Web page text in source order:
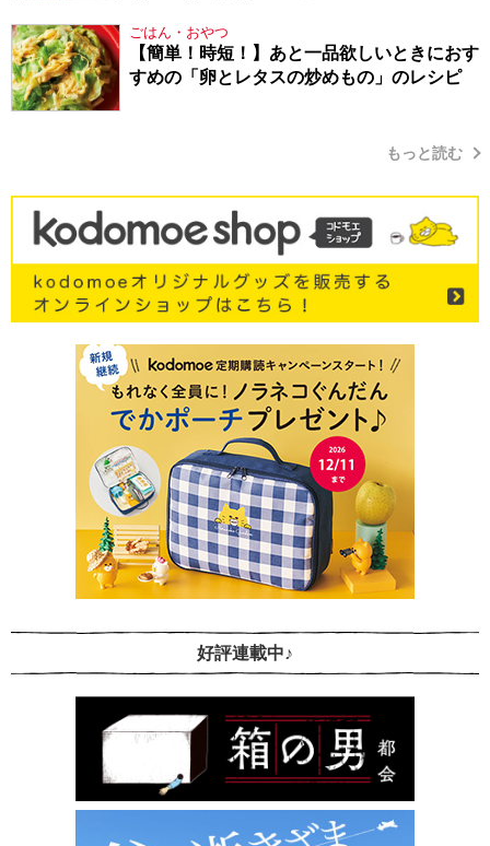
ごはん・おやつ
【簡単！時短！】あと一品欲しいときにおす
すめの「卵とレタスの炒めもの」のレシピ
もっと読む
好評連載中♪